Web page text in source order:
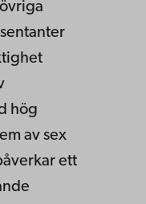
hög
av sex
ett